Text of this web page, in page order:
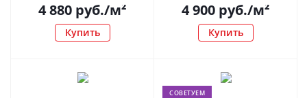
4 880 руб./м²
Купить
4 900 руб./м²
Купить
СОВЕТУЕМ